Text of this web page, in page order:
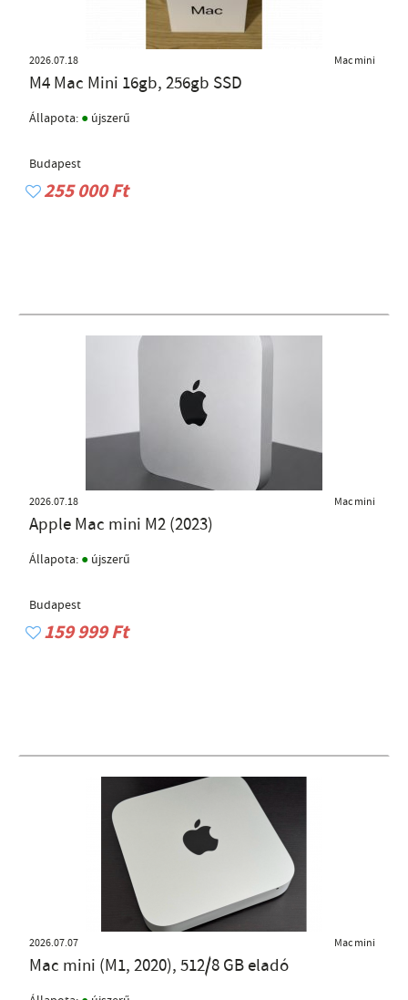
2026.07.18 Mac mini
M4 Mac Mini 16gb, 256gb SSD
Állapota: ● újszerű
Budapest
255 000 Ft
2026.07.18 Mac mini
Apple Mac mini M2 (2023)
Állapota: ● újszerű
Budapest
159 999 Ft
2026.07.07 Mac mini
Mac mini (M1, 2020), 512/8 GB eladó